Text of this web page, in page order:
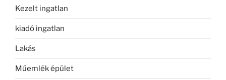
Kezelt ingatlan
kiadó ingatlan
Lakás
Műemlék épület